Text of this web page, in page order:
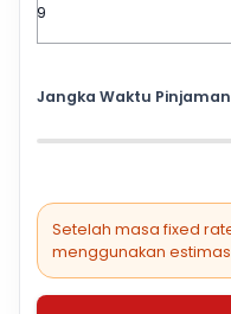
Jangka Waktu
Setelah masa fixed
menggunakan